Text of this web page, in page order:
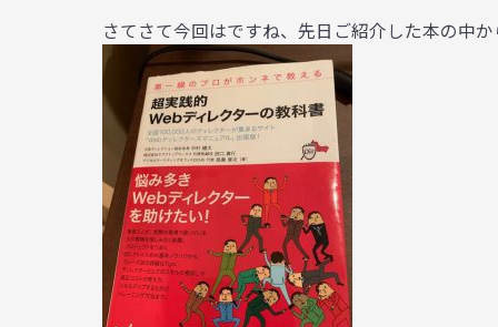
さてさて今回はですね、先日ご紹介した本の中か